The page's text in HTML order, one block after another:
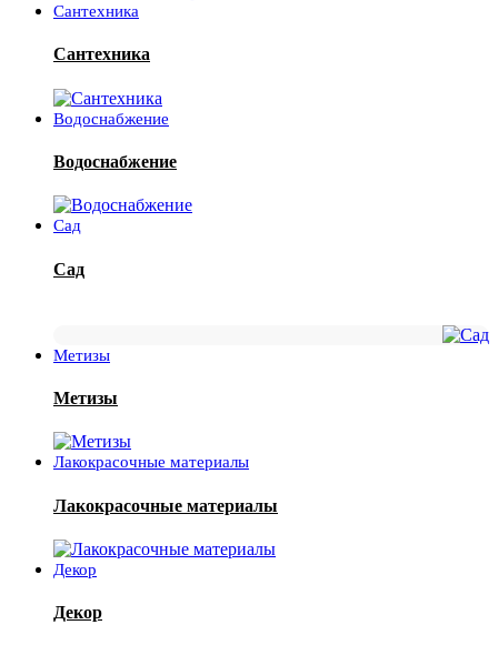
Сантехника
Сантехника
Водоснабжение
Водоснабжение
Сад
Сад
Метизы
Метизы
Лакокрасочные материалы
Лакокрасочные материалы
Декор
Декор